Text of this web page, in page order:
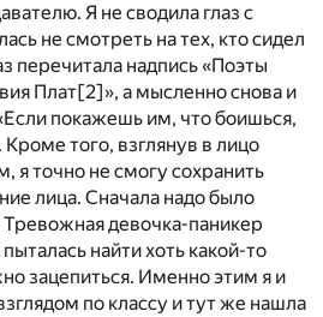
Я не сводила глаз с
не смотреть на тех, кто сидел
перечитала надпись «Поэты
Плат[2]», а мысленно снова и
покажешь им, что боишься,
того, взглянув в лицо
я точно не смогу сохранить
лица. Сначала надо было
Тревожная девочка-паникер
найти хоть какой-то
зацепиться. Именно этим я и
по классу и тут же нашла